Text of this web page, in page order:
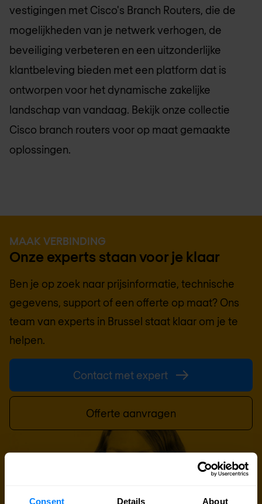
Consent Details About
vestigingen met Cisco's Branch Routers, die de
mogelijkheden van je netwerk verhogen, de
beveiliging verbeteren en een uitzonderlijke
klantbeleving bieden met een platform dat is
ontworpen voor het dynamische zakelijke
landschap van vandaag. Bekijk onze collectie
Cisco branch routers voor op maat gemaakte
oplossingen.
MAAK VERBINDING
Onze experts staan voor je klaar
Ben je op zoek naar prijsinformatie, technische
gegevens, support of een offerte op maat? Ons
team van experts in Brussel staat klaar om je te
helpen.
Contact met expert
Offerte aanvragen